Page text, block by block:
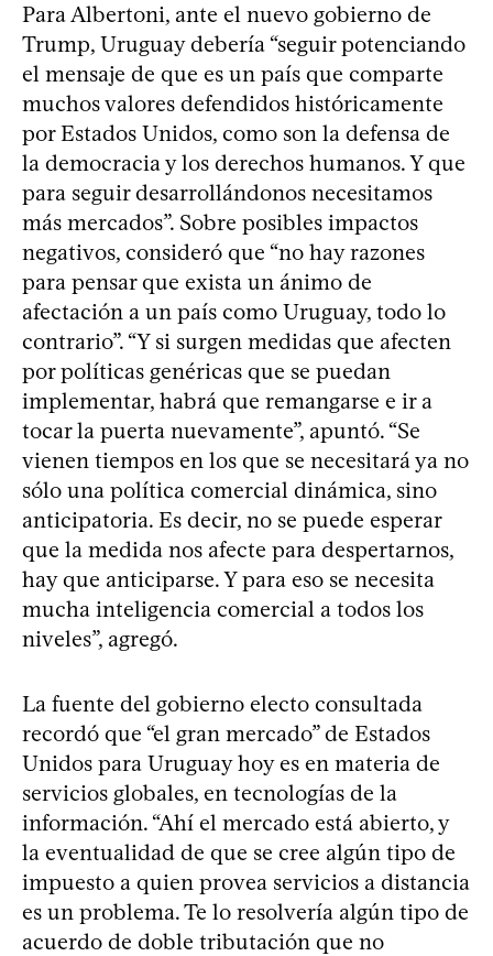
Para Albertoni, ante el nuevo gobierno de
Trump, Uruguay debería “seguir potenciando
el mensaje de que es un país que comparte
muchos valores defendidos históricamente
por Estados Unidos, como son la defensa de
la democracia y los derechos humanos. Y que
para seguir desarrollándonos necesitamos
más mercados”. Sobre posibles impactos
negativos, consideró que “no hay razones
para pensar que exista un ánimo de
afectación a un país como Uruguay, todo lo
contrario”. “Y si surgen medidas que afecten
por políticas genéricas que se puedan
implementar, habrá que remangarse e ir a
tocar la puerta nuevamente”, apuntó. “Se
vienen tiempos en los que se necesitará ya no
sólo una política comercial dinámica, sino
anticipatoria. Es decir, no se puede esperar
que la medida nos afecte para despertarnos,
hay que anticiparse. Y para eso se necesita
mucha inteligencia comercial a todos los
niveles”, agregó.
La fuente del gobierno electo consultada
recordó que “el gran mercado” de Estados
Unidos para Uruguay hoy es en materia de
servicios globales, en tecnologías de la
información. “Ahí el mercado está abierto, y
la eventualidad de que se cree algún tipo de
impuesto a quien provea servicios a distancia
es un problema. Te lo resolvería algún tipo de
acuerdo de doble tributación que no